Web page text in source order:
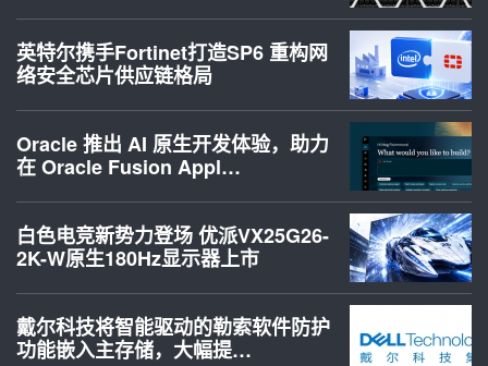
英特尔携手Fortinet打造SP6 重构网
络安全芯片供应链格局
Oracle 推出 AI 原生开发体验，助力
在 Oracle Fusion Appl…
白色电竞新势力登场 优派VX25G26-
2K-W原生180Hz显示器上市
戴尔科技将智能驱动的勒索软件防护
功能嵌入主存储，大幅提…